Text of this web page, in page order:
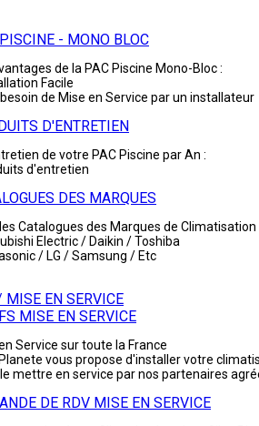
- MONO BLOC
de la PAC Piscine Mono-Bloc :
Facile
de Mise en Service par un installateur
D'ENTRETIEN
de votre PAC Piscine par An :
d'entretien
DES MARQUES
Catalogues des Marques de Climatisation
Electric / Daikin / Toshiba
/ LG / Samsung / Etc
EN SERVICE
MISE EN SERVICE
Service sur toute la France
vous propose d'installer votre
mettre en service par nos partenaires
DE RDV MISE EN SERVICE